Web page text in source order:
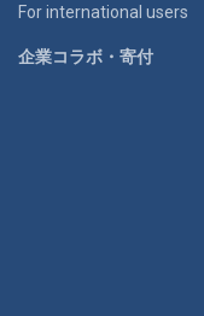
For international users
企業コラボ・寄付